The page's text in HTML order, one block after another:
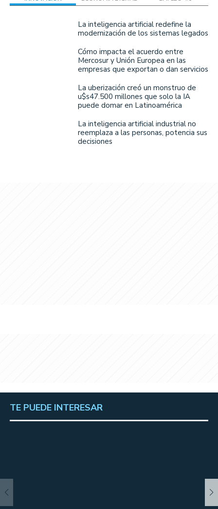
La inteligencia artificial redefine la
modernización de los sistemas legados
Cómo impacta el acuerdo entre
Mercosur y Unión Europea en las
empresas que exportan o dan servicios
La uberización creó un monstruo de
u$s47.500 millones que solo la IA
puede domar en Latinoamérica
La inteligencia artificial industrial no
reemplaza a las personas, potencia sus
decisiones
TE PUEDE INTERESAR